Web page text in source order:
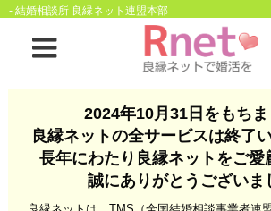
良縁ネットとは
お金のこと
- 結婚相談所 良縁ネット連盟本部
2024年10月31日をもちま
良縁ネットの全サービスは終了
長年にわたり良縁ネットをご愛
誠にありがとうございま